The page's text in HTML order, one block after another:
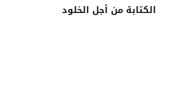
الكتابة من أجل الخلود